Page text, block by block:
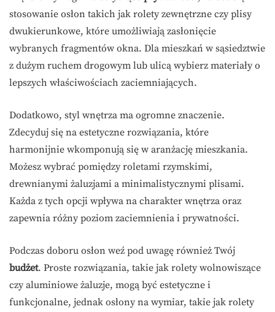
stosowanie osłon takich jak rolety zewnętrzne czy plisy
dwukierunkowe, które umożliwiają zasłonięcie
wybranych fragmentów okna. Dla mieszkań w sąsiedztwie
z dużym ruchem drogowym lub ulicą wybierz materiały o
lepszych właściwościach zaciemniających.
Dodatkowo, styl wnętrza ma ogromne znaczenie.
Zdecyduj się na estetyczne rozwiązania, które
harmonijnie wkomponują się w aranżację mieszkania.
Możesz wybrać pomiędzy roletami rzymskimi,
drewnianymi żaluzjami a minimalistycznymi plisami.
Każda z tych opcji wpływa na charakter wnętrza oraz
zapewnia różny poziom zaciemnienia i prywatności.
Podczas doboru osłon weź pod uwagę również Twój
budżet. Proste rozwiązania, takie jak rolety wolnowiszące
czy aluminiowe żaluzje, mogą być estetyczne i
funkcjonalne, jednak osłony na wymiar, takie jak rolety